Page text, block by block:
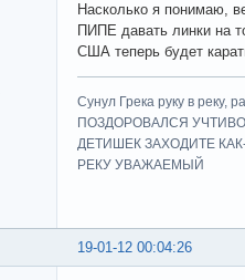
Насколько я понимаю,
ПИПЕ давать линки на
США теперь будет
Сунул Грека руку в
ПОЗДОРОВАЛСЯ
ДЕТИШЕК ЗАХОДИТЕ
РЕКУ УВАЖАЕМЫЙ
19-01-12 00:04:26